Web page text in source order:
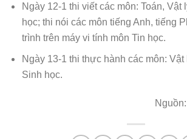
Ngày 12-1 thi viết các môn: Toán, Vật
học; thi nói các môn tiếng Anh, tiếng
trình trên máy vi tính môn Tin học.
Ngày 13-1 thi thực hành các môn: Vật
Sinh học.
Nguồn: